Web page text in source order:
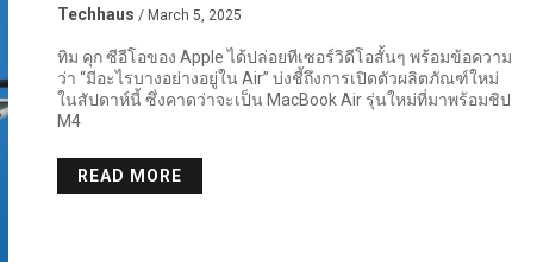
Techhaus / March 5, 2025
ทิม คุก ซีอีโอของ Apple ได้ปล่อยทีเซอร์วิดีโอสั้นๆ พร้อมข้อความ
ว่า “มีอะไรบางอย่างอยู่ใน Air” บ่งชี้ถึงการเปิดตัวผลิตภัณฑ์ใหม่
ในสัปดาห์นี้ ซึ่งคาดว่าจะเป็น MacBook Air รุ่นใหม่ที่มาพร้อมชิป
M4
READ MORE